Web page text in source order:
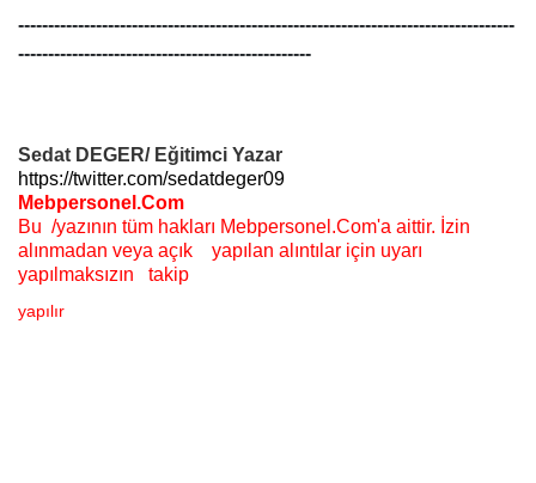
-----------------------------------------------------------------------------------
-------------------------------------------------
Sedat DEGER/ Eğitimci Yazar
https://twitter.com/sedatdeger09
Mebpersonel.Com
Bu /yazının tüm hakları Mebpersonel.Com'a aittir. İzin
alınmadan veya açık
yapılan alıntılar için uyarı
yapılmaksızın takip
yapılır